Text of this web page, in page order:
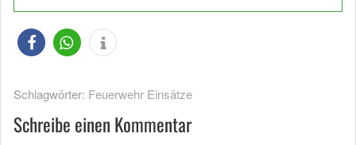
Schlagwörter: Feuerwehr Einsätze
Schreibe einen Kommentar